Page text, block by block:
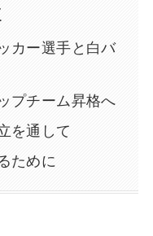
カー選手と白バ
プチーム昇格へ
を通して
ために